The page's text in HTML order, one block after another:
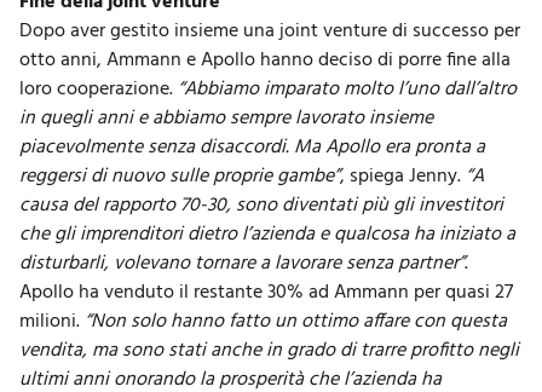
Dopo aver gestito insieme una joint venture di successo per
otto anni, Ammann e Apollo hanno deciso di porre fine alla
loro cooperazione. “Abbiamo imparato molto l’uno dall’altro
in quegli anni e abbiamo sempre lavorato insieme
piacevolmente senza disaccordi. Ma Apollo era pronta a
reggersi di nuovo sulle proprie gambe”, spiega Jenny. “A
causa del rapporto 70-30, sono diventati più gli investitori
che gli imprenditori dietro l’azienda e qualcosa ha iniziato a
disturbarli, volevano tornare a lavorare senza partner”.
Apollo ha venduto il restante 30% ad Ammann per quasi 27
milioni. “Non solo hanno fatto un ottimo affare con questa
vendita, ma sono stati anche in grado di trarre profitto negli
ultimi anni onorando la prosperità che l’azienda ha